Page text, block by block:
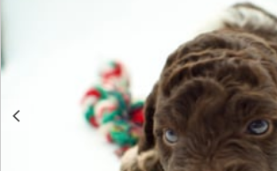
herangeführt: 2.200 Euro Fertig auf die
ausgebildet: 2.500 Euro Genau in der
Ausreise führen wir sie an die Trüffelsuche
kostet Sie also keinen Tag zusätzlich. Wir
bilden seit über 25 Jahren Lagotto
PREIS ENTHALTEN ENCI-Ahnentafel,
Registrierung beim Gesundheitsamt,
Heimtierausweis, Impfpass mit allen
einschließlich Tollwut, Kaufvertrag. Keine
GESUNDHEIT DER ELTERNTIERE
c